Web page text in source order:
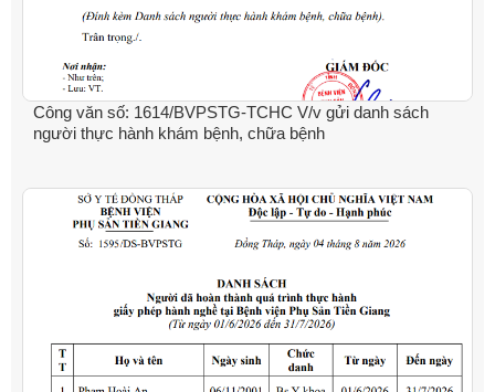
Công văn số: 1614/BVPSTG-TCHC V/v gửi danh sách
người thực hành khám bệnh, chữa bệnh